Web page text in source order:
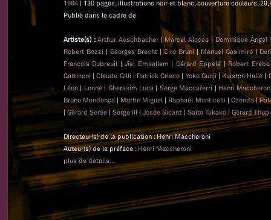
1984 | 130 pages, illustrations noir et blanc, couverture couleurs,
Publié dans le cadre de
Artiste(s) : Arthur Aeschbacher| Marcel Alocco | Dominique Angel
Robert Bozzi | Georges Brecht|Ciro Bruni|Manuel Casimiro|
François Dubreuil |Jiel Emsallem | Gérard Eppelé | Robert Erebo
Gattinoni |Claude Gilli | Patrick Grieco | Yoko Gunji|Kuiston Hallé |
Léon|Lonné| Gherasim Luca | Serge Maccaferri | Henri
Bruno Mendonça |Martin Miguel | Raphaël Monticelli | Ozenda|
| Gérard Serée|Serge III | Josée Sicard | Saïto Takako | Gérard
Directeur(s) de la publication : Henri Maccheroni
Auteur(s) de la préface : Henri Maccheroni
plus de détails...